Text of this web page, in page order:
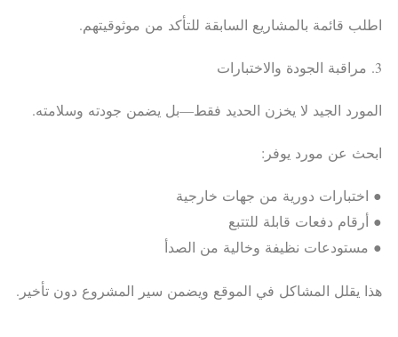
اطلب قائمة بالمشاريع السابقة للتأكد من موثوقيتهم.
3. مراقبة الجودة والاختبارات
المورد الجيد لا يخزن الحديد فقط—بل يضمن جودته وسلامته.
ابحث عن مورد يوفر:
● اختبارات دورية من جهات خارجية
● أرقام دفعات قابلة للتتبع
● مستودعات نظيفة وخالية من الصدأ
هذا يقلل المشاكل في الموقع ويضمن سير المشروع دون تأخير.